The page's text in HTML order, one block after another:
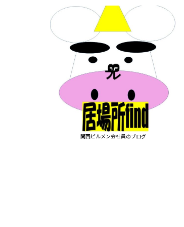
関西ビルメン会社員のブログ